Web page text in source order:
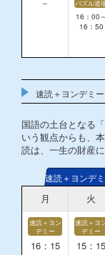
– パズル道
16：00～
16：50
速読＋ヨンデミ
国語の土台となる
いう観点からも、
読は、一生の財産
速読＋ヨンデ
月 火
速読＋ヨン
デミー
16：15
速読＋ヨ
デミー
15：15